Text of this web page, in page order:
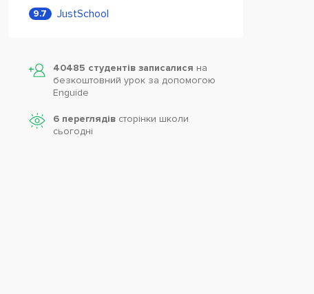
9.7 JustSchool
40485 студентів записалися на
безкоштовний урок за допомогою
Enguide
6 переглядівсторінки школи
cьогодні